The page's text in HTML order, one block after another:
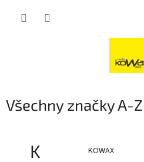
Všechny značky A-Z
K KOWAX